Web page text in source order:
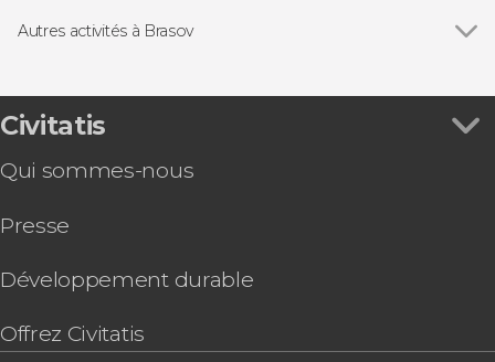
Autres activités à Brasov
Visite guidée dans Brașov de nuit
Randonnée au parc national Piatra Craiului
Civitatis
Qui sommes-nous
Presse
Développement durable
Offrez Civitatis